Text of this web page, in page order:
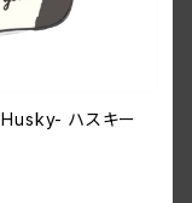
ハスキー